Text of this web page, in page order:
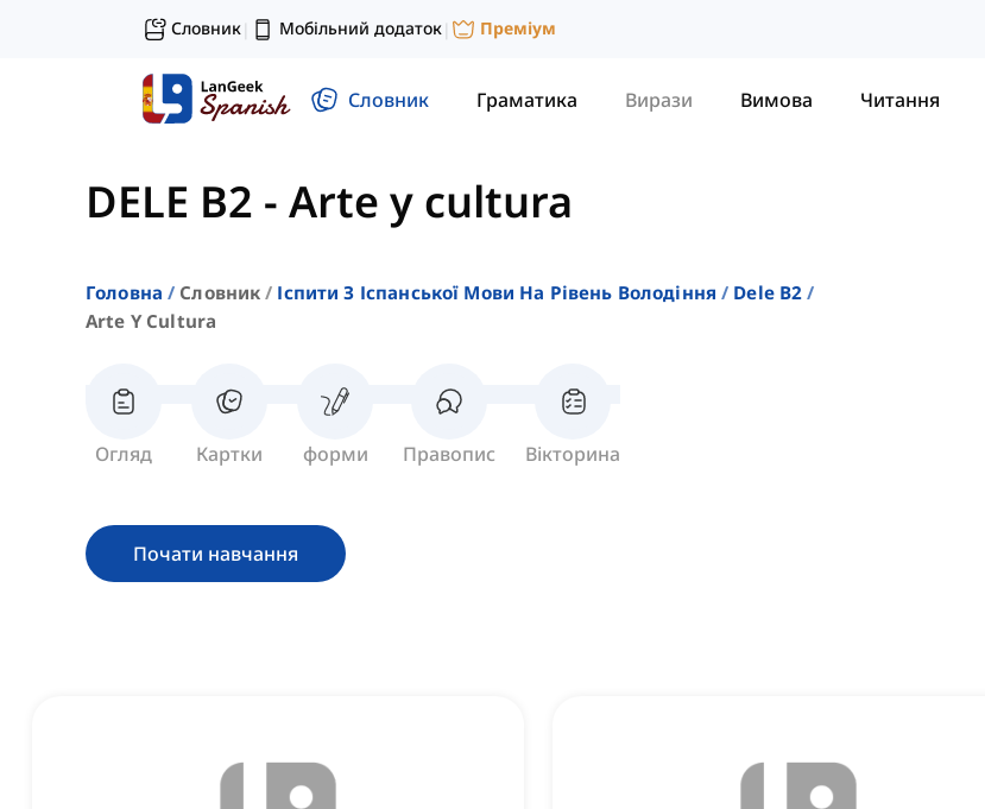
Словник| Мобільний додаток| Преміум
Словник Граматика Вирази Вимова Читання
DELE B2 - Arte y cultura
Головна Словник Іспити З Іспанської Мови На Рівень Володіння
Dele B2
Arte Y Cultura
Огляд Картки форми Правопис Вікторина
Почати навчання